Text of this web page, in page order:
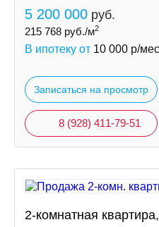
5 200 000 руб.
215 768 руб./м2
В ипотеку от 10 000 р/мес
Записаться на просмотр
8 (928) 411-79-51
2-комнатная